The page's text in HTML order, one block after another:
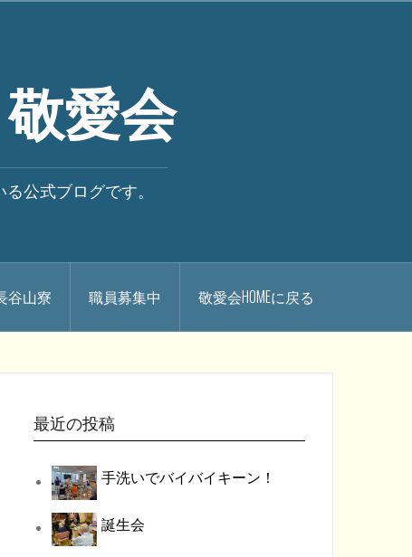
愛会
公式ブログです。
谷山寮 職員募集中 敬愛会HOMEに戻る
最近の投稿
手洗いでバイバイキーン！
誕生会